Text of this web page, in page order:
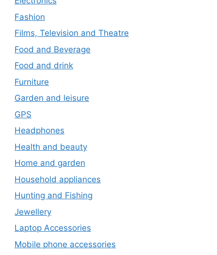
Fashion
Films, Television and Theatre
Food and Beverage
Food and drink
Furniture
Garden and leisure
GPS
Headphones
Health and beauty
Home and garden
Household appliances
Hunting and Fishing
Jewellery
Laptop Accessories
Mobile phone accessories